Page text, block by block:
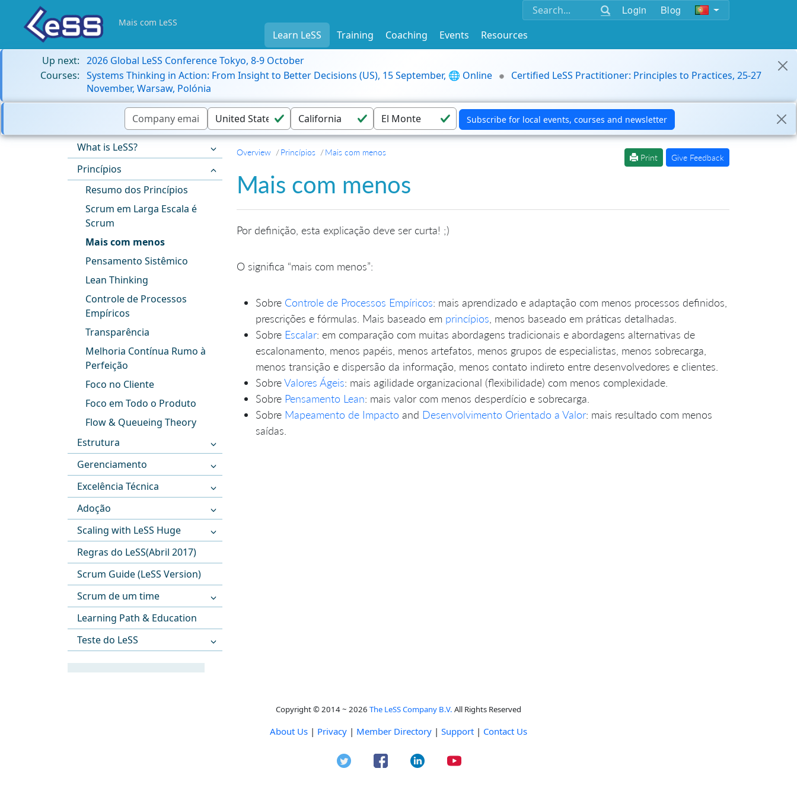
Login Blog
Mais com LeSS
Learn LeSS Training Coaching Events
Resources
Up next: 2026 Global LeSS Conference Tokyo, 8-9 October
Courses: Systems Thinking in Action: From Insight to Better Decisions (US), 15 September, 🌐 Online
Certified LeSS Practitioner: Principles to Practices, 25-27
November, Warsaw, Polónia
What is LeSS?
Princípios
Resumo dos Princípios
Scrum em Larga Escala é
Scrum
Mais com menos
Pensamento Sistêmico
Lean Thinking
Controle de Processos
Empíricos
Transparência
Melhoria Contínua Rumo à
Perfeição
Foco no Cliente
Foco em Todo o Produto
Flow & Queueing Theory
Estrutura
Gerenciamento
Excelência Técnica
Adoção
Scaling with LeSS Huge
Regras do LeSS(Abril 2017)
Scrum Guide (LeSS Version)
Scrum de um time
Learning Path & Education
Teste do LeSS
Overview Princípios Mais com menos
Print Give Feedback
Mais com menos
Por definição, esta explicação deve ser curta! ;)
O significa “mais com menos”:
Sobre Controle de Processos Empíricos: mais aprendizado e adaptação com menos processos definidos,
prescrições e fórmulas. Mais baseado em princípios , menos baseado em práticas detalhadas.
Sobre Escalar: em comparação com muitas abordagens tradicionais e abordagens alternativas de
escalonamento, menos papéis, menos artefatos, menos grupos de especialistas, menos sobrecarga,
menos transição e dispersão da informação, menos contato indireto entre desenvolvedores e clientes.
SobreValores Ágeis: mais agilidade organizacional (flexibilidade) com menos complexidade.
Sobre Pensamento Lean: mais valor com menos desperdício e sobrecarga.
Sobre Mapeamento de Impacto and Desenvolvimento Orientado a Valor: mais resultado com menos
saídas.
Copyright © 2014 ~ 2026 The LeSS Company B.V. All Rights Reserved
About Us | Privacy | Member Directory | Support | Contact Us